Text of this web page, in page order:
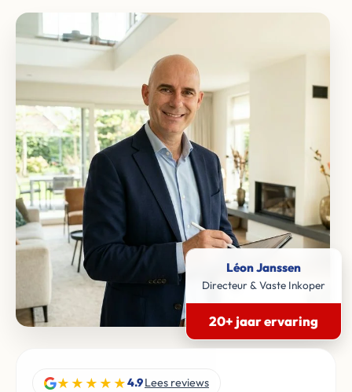
Léon Janssen
Directeur & Vaste Inkoper
20+ jaar ervaring
★★★★★4.9Lees reviews